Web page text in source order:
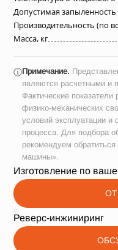
Допустимая запыленность
Производительность (по
Масса, кг
ⓘПримечание.
являются расчетными и
Фактические показатели
физико-механических
условий эксплуатации и
процесса. Для подбора
рекомендуем
машины».
Изготовление по
Реверс-инжиниринг